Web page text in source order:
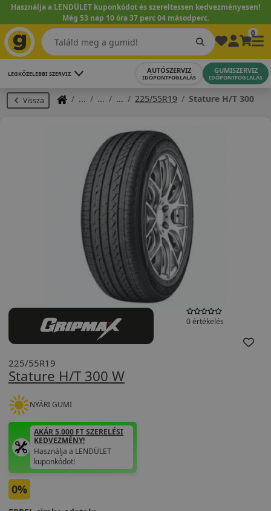
Használja a LENDÜLET kuponkódot és szereltessen kedvezményesen!
Még 53 nap 10 óra 37 perc 03 másodperc.
0
LEGKÖZELEBBI SZERVIZ AUTÓSZERVIZ
IDŐPONTFOGLALÁS
GUMISZERVIZ
IDŐPONTFOGLALÁS
Vissza 225/55R19 Stature H/T 300
0 értékelés
Stature H/T 300 W
225/55R19
NYÁRI GUMI
AKÁR 5.000 FT SZERELÉSI
KEDVEZMÉNY!
Használja a LENDÜLET
kuponkódot!
0%